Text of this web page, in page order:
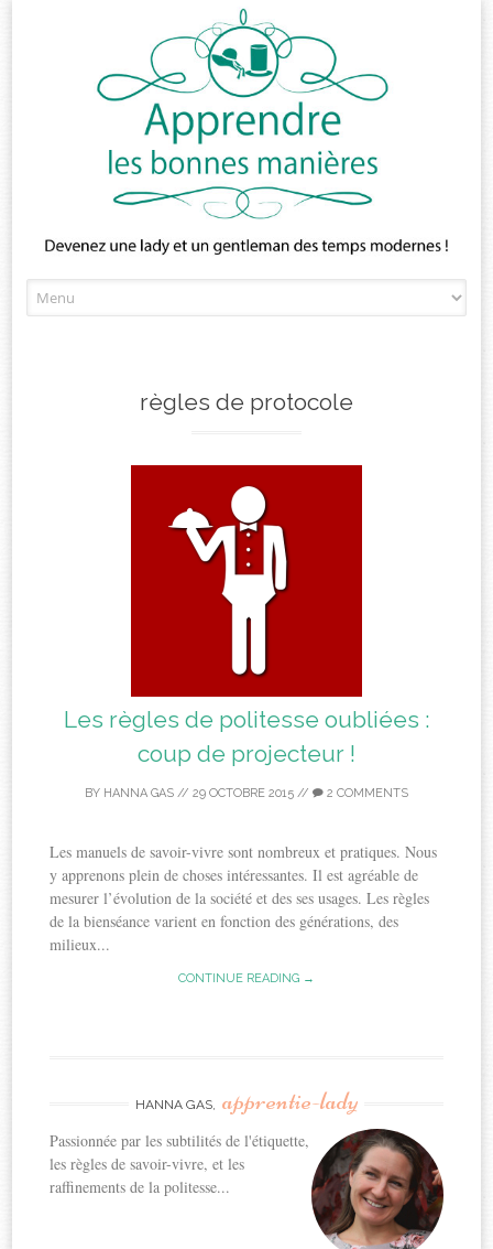
to
règles de protocole
Les règles de politesse oubliées :
coup de projecteur !
BY HANNA GAS // 29 OCTOBRE 2015 // 2 COMMENTS
Les manuels de savoir-vivre sont nombreux et pratiques. Nous
y apprenons plein de choses intéressantes. Il est agréable de
mesurer l’évolution de la société et des ses usages. Les règles
de la bienséance varient en fonction des générations, des
milieux...
CONTINUE READING →
HANNA GAS, apprentie-lady
Passionnée par les subtilités de l'étiquette,
les règles de savoir-vivre, et les
raffinements de la politesse...